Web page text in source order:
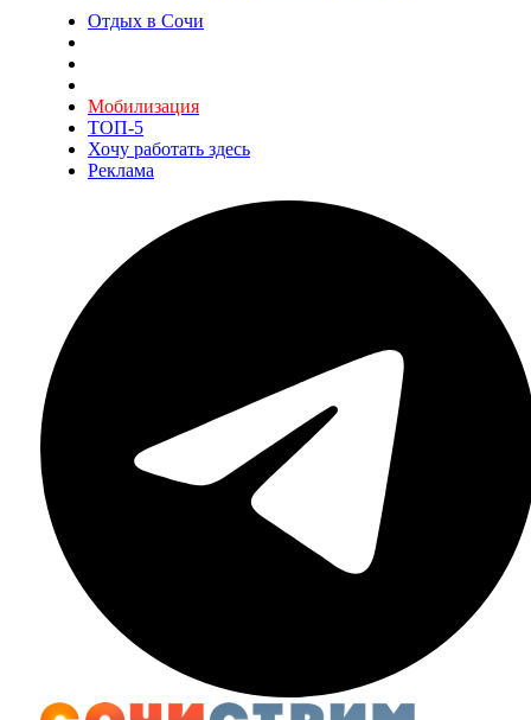
Отдых в Сочи
Мобилизация
ТОП-5
Хочу работать здесь
Реклама